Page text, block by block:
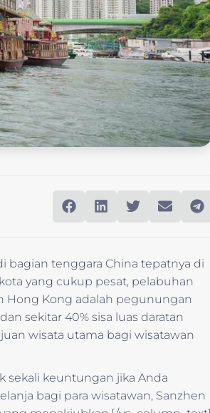
bagian tenggara China tepatnya di
yang cukup pesat, pelabuhan
Hong Kong adalah pegunungan
sekitar 40% sisa luas daratan
wisata utama bagi wisatawan
sekali keuntungan jika Anda
bagi para wisatawan, Sanzhen